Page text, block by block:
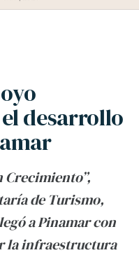
desarrollo
Crecimiento”,
de Turismo,
a Pinamar con
la infraestructura